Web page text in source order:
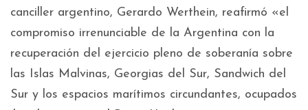
canciller argentino, Gerardo Werthein, reafirmó «el
compromiso irrenunciable de la Argentina con la
recuperación del ejercicio pleno de soberanía sobre
las Islas Malvinas, Georgias del Sur, Sandwich del
Sur y los espacios marítimos circundantes, ocupados